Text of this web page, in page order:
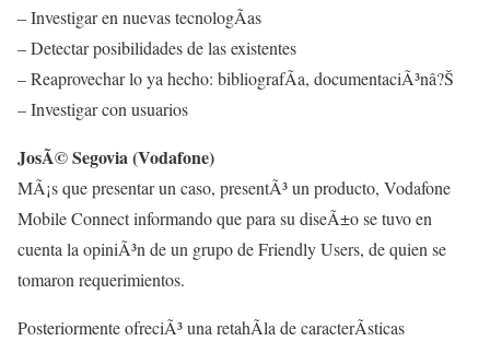
– Investigar en nuevas tecnologÃ­as
– Detectar posibilidades de las existentes
– Reaprovechar lo ya hecho: bibliografÃ­a, documentaciÃ³nâ?Š
– Investigar con usuarios
JosÃ© Segovia (Vodafone)
MÃ¡s que presentar un caso, presentÃ³ un producto, Vodafone
Mobile Connect informando que para su diseÃ±o se tuvo en
cuenta la opiniÃ³n de un grupo de Friendly Users, de quien se
tomaron requerimientos.
Posteriormente ofreciÃ³ una retahÃ­la de caracterÃ­sticas